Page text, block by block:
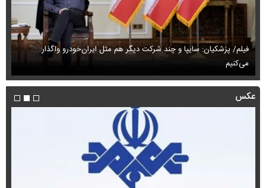
فیلم/ پزشکیان: سایپا و چند شرکت دیگر هم مثل ایران‌خودرو واگذار
می‌کنیم
عکس